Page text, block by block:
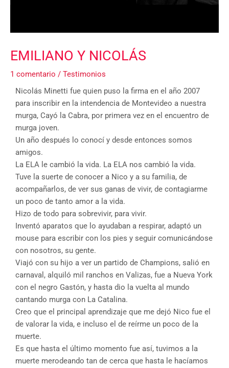
EMILIANO Y NICOLÁS
1 comentario / Testimonios
Nicolás Minetti fue quien puso la firma en el año 2007
para inscribir en la intendencia de Montevideo a nuestra
murga, Cayó la Cabra, por primera vez en el encuentro de
murga joven.
Un año después lo conocí y desde entonces somos
amigos.
La ELA le cambió la vida. La ELA nos cambió la vida.
Tuve la suerte de conocer a Nico y a su familia, de
acompañarlos, de ver sus ganas de vivir, de contagiarme
un poco de tanto amor a la vida.
Hizo de todo para sobrevivir, para vivir.
Inventó aparatos que lo ayudaban a respirar, adaptó un
mouse para escribir con los pies y seguir comunicándose
con nosotros, su gente.
Viajó con su hijo a ver un partido de Champions, salió en
carnaval, alquiló mil ranchos en Valizas, fue a Nueva York
con el negro Gastón, y hasta dio la vuelta al mundo
cantando murga con La Catalina.
Creo que el principal aprendizaje que me dejó Nico fue el
de valorar la vida, e incluso el de reírme un poco de la
muerte.
Es que hasta el último momento fue así, tuvimos a la
muerte merodeando tan de cerca que hasta le hacíamos